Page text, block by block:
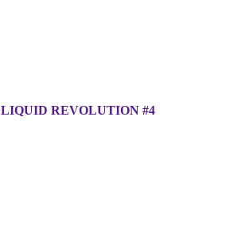
LIQUID REVOLUTION #4